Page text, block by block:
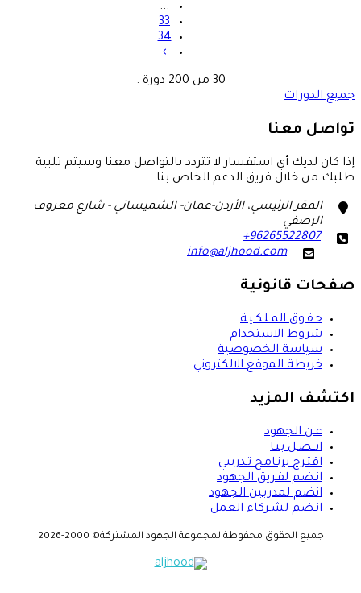
...
33
34
›
30 من 200 دورة .
جميع الدورات
تواصل معنا
إذا كان لديك أي استفسار لا تتردد بالتواصل معنا وسيتم تلبية
طلبك من خلال فريق الدعم الخاص بنا
marker
المقر الرئيسي، الأردن-عمان- الشميساني - شارع معروف
الرصفي
phone
+96265522807
email
info@aljhood.com
صفحات قانونية
حـقـوق المـلـكـيـة
شروط الاستخدام
سياسة الخصوصية
خريطة الموقع الالكتروني
اكتشف المزيد
عـن الجهود
اتــصـل بنـا
اقتـرح برنـامج تـدريبي
انـضم لفـريق الجهود
انضم لمدربين الجهود
انـضم لشـركاء العمل
جميع الحقوق محفوظة لمجموعة الجهود المشتركة© 2000-2026